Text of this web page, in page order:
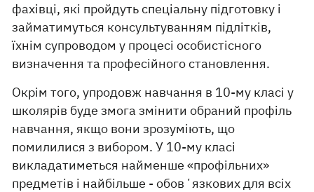
фахівці, які пройдуть спеціальну підготовку і
займатимуться консультуванням підлітків,
їхнім супроводом у процесі особистісного
визначення та професійного становлення.
Окрім того, упродовж навчання в 10-му класі у
школярів буде змога змінити обраний профіль
навчання, якщо вони зрозуміють, що
помилилися з вибором. У 10-му класі
викладатиметься найменше «профільних»
предметів і найбільше - обовʼязкових для всіх